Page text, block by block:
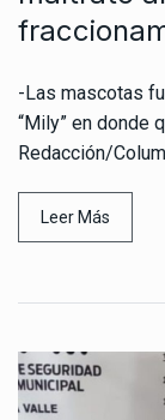
-Las mascotas
“Mily” en donde
Redacción/
Leer Más